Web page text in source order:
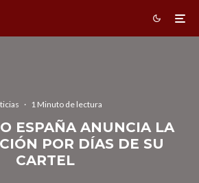
· 1 Minuto de lectura
ESPAÑA ANUNCIA LA
POR DÍAS DE SU
CARTEL